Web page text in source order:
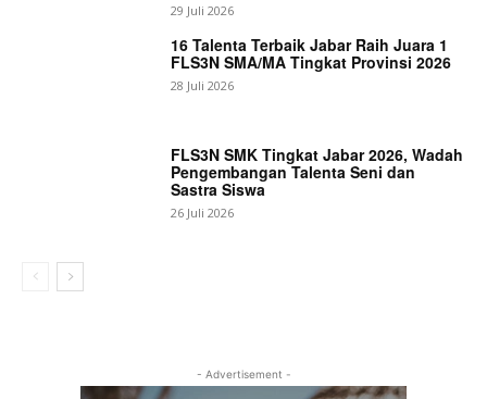
29 Juli 2026
16 Talenta Terbaik Jabar Raih Juara 1
FLS3N SMA/MA Tingkat Provinsi 2026
28 Juli 2026
FLS3N SMK Tingkat Jabar 2026, Wadah
Pengembangan Talenta Seni dan
Sastra Siswa
26 Juli 2026
- Advertisement -